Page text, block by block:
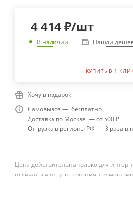
4 414₽/шт
В наличии Нашли
КУПИТЬ В 1
Хочу в подарок
Самовывоз — бесплатно
Доставка по Москве — от 500 ₽
Отгрузка в регионы РФ — 3 раза в
Цена действительна только для
отличаться от цен в розничных